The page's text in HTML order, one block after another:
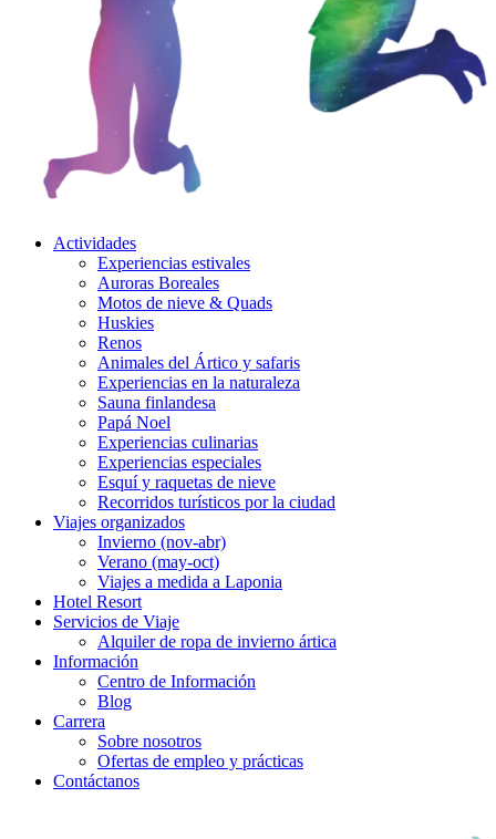
Actividades
Experiencias estivales
Auroras Boreales
Motos de nieve & Quads
Huskies
Renos
Animales del Ártico y safaris
Experiencias en la naturaleza
Sauna finlandesa
Papá Noel
Experiencias culinarias
Experiencias especiales
Esquí y raquetas de nieve
Recorridos turísticos por la ciudad
Viajes organizados
Invierno (nov-abr)
Verano (may-oct)
Viajes a medida a Laponia
Hotel Resort
Servicios de Viaje
Alquiler de ropa de invierno ártica
Información
Centro de Información
Blog
Carrera
Sobre nosotros
Ofertas de empleo y prácticas
Contáctanos